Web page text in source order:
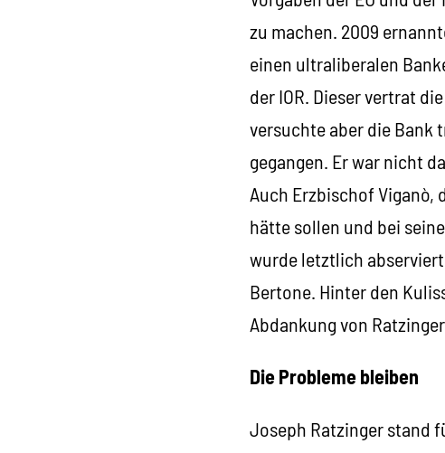
zu machen. 2009
einen ultraliberalen
der IOR. Dieser vertrat
versuchte aber die Bank
gegangen. Er war nicht
Auch Erzbischof Viganò,
hätte sollen und bei
wurde letztlich
Bertone. Hinter den
Abdankung von
Die Probleme bleiben
Joseph Ratzinger stand